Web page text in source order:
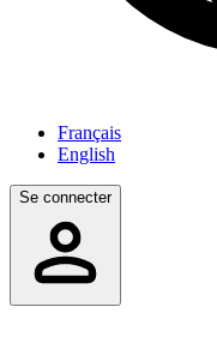
Français
English
Se connecter